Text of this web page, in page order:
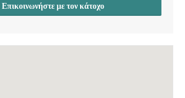
Επικοινωνήστε με τον κάτοχο